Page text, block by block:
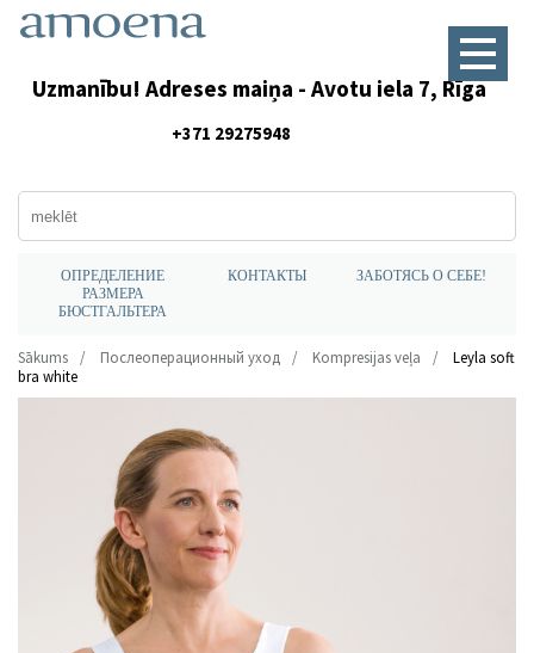
Uzmanību! Adreses maiņa - Avotu iela 7, Rīga
+371 29275948
ОПРЕДЕЛЕНИЕ
РАЗМЕРА
БЮСТГАЛЬТЕРА
КОНТАКТЫ ЗАБОТЯСЬ О СЕБЕ!
Sākums Послеоперационный уход Kompresijas veļa
Leyla soft
bra white